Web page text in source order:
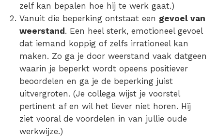
zelf kan bepalen hoe hij te werk gaat.)
Vanuit die beperking ontstaat een gevoel van
weerstand. Een heel sterk, emotioneel gevoel
dat iemand koppig of zelfs irrationeel kan
maken. Zo ga je door weerstand vaak datgeen
waarin je beperkt wordt opeens positiever
beoordelen en ga je de beperking juist
uitvergroten. (Je collega wijst je voorstel
pertinent af en wil het liever niet horen. Hij
ziet vooral de voordelen in van jullie oude
werkwijze.)